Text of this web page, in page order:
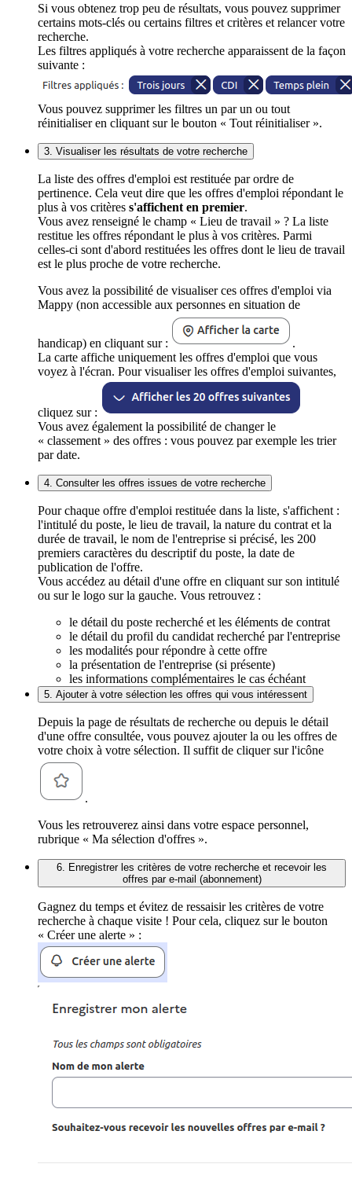
Si vous obtenez trop peu de résultats, vous pouvez supprimer
certains mots-clés ou certains filtres et critères et relancer votre
recherche.
Les filtres appliqués à votre recherche apparaissent de la façon
suivante :
Vous pouvez supprimer les filtres un par un ou tout
réinitialiser en cliquant sur le bouton « Tout réinitialiser ».
3. Visualiser les résultats de votre recherche
La liste des offres d'emploi est restituée par ordre de
pertinence. Cela veut dire que les offres d'emploi répondant le
plus à vos critères s'affichent en premier.
Vous avez renseigné le champ « Lieu de travail » ? La liste
restitue les offres répondant le plus à vos critères. Parmi
celles-ci sont d'abord restituées les offres dont le lieu de travail
est le plus proche de votre recherche.
Vous avez la possibilité de visualiser ces offres d'emploi via
Mappy (non accessible aux personnes en situation de
handicap) en cliquant sur :
.
La carte affiche uniquement les offres d'emploi que vous
voyez à l'écran. Pour visualiser les offres d'emploi suivantes,
cliquez sur :
Vous avez également la possibilité de changer le
« classement » des offres : vous pouvez par exemple les trier
par date.
4. Consulter les offres issues de votre recherche
Pour chaque offre d'emploi restituée dans la liste, s'affichent :
l'intitulé du poste, le lieu de travail, la nature du contrat et la
durée de travail, le nom de l'entreprise si précisé, les 200
premiers caractères du descriptif du poste, la date de
publication de l'offre.
Vous accédez au détail d'une offre en cliquant sur son intitulé
ou sur le logo sur la gauche. Vous retrouvez :
le détail du poste recherché et les éléments de contrat
le détail du profil du candidat recherché par l'entreprise
les modalités pour répondre à cette offre
la présentation de l'entreprise (si présente)
les informations complémentaires le cas échéant
5. Ajouter à votre sélection les offres qui vous intéressent
Depuis la page de résultats de recherche ou depuis le détail
d'une offre consultée, vous pouvez ajouter la ou les offres de
votre choix à votre sélection. Il suffit de cliquer sur l'icône
.
Vous les retrouverez ainsi dans votre espace personnel,
rubrique « Ma sélection d'offres ».
6. Enregistrer les critères de votre recherche et recevoir les
offres par e-mail (abonnement)
Gagnez du temps et évitez de ressaisir les critères de votre
recherche à chaque visite ! Pour cela, cliquez sur le bouton
« Créer une alerte » :